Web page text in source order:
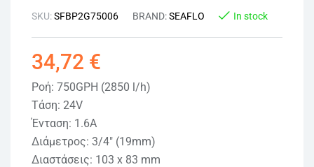
SKU:SFBP2G75006 BRAND:SEAFLO In stock
34,72 €
Ροή: 750GPH (2850 l/h)
Τάση: 24V
Ένταση: 1.6Α
Διάμετρος: 3/4″ (19mm)
Διαστάσεις: 103 x 83 mm